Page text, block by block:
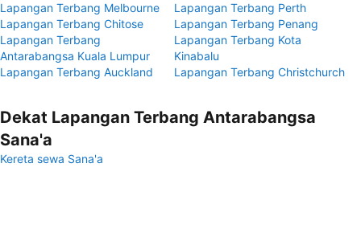
Lapangan Terbang Melbourne
Lapangan Terbang Perth
Lapangan Terbang Chitose
Lapangan Terbang Penang
Lapangan Terbang
Antarabangsa Kuala Lumpur
Lapangan Terbang Kota
Kinabalu
Lapangan Terbang Auckland
Lapangan Terbang Christchurch
Dekat Lapangan Terbang Antarabangsa
Sana'a
Kereta sewa Sana'a